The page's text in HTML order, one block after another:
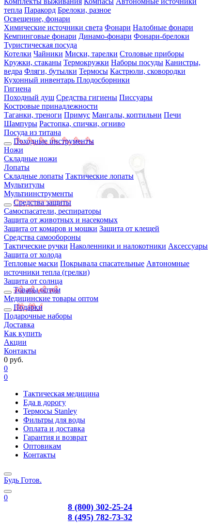
тепла Паракорд Брелоки, разное
Освещение, фонари
Химические источники света Фонари Налобные фонари
Кемпинговые фонари Динамо-фонари Фонари-брелоки
Туристическая посуда
Котелки Чайники Миски, тарелки Столовые приборы
Кружки, стаканы Термокружки Наборы посуды Канистры,
ведра Фляги, бутылки Термосы Кастрюли, сковородки
Кухонный инвентарь Плодосборники
Гигиена
Походный душ Средства гигиены Писсуары
Костровые принадлежности
Таганки, треноги Примус Мангалы, коптильни Печи
Шампуры Растопка, спички, огниво
Посуда из титана
Походные инструменты
Ножи
Складные ножи
Лопаты
Складные лопаты Тактические лопаты
Мультитулы
Мультиинструменты
Средства защиты
Самоспасатели, респираторы
Защита от животных и насекомых
Защита от комаров и мошки Защита от клещей
Средства самообороны
Тактические ручки Наколенники и налокотники Аксессуары
Защита от холода
Тепловые маски Покрывала спасательные Автономные
источники тепла (грелки)
Защита от солнца
Товары оптом
Медицинские товары оптом
Подарки
Подарочные наборы
Доставка
Как купить
Акции
Контакты
0 руб.
0
0
Тактическая медицина
Еда в дорогу
Термосы Stanley
Фильтры для воды
Оплата и доставка
Гарантия и возврат
Оптовикам
Контакты
Будь Готов.
0
8 (800) 302-25-24
8 (495) 782-73-32